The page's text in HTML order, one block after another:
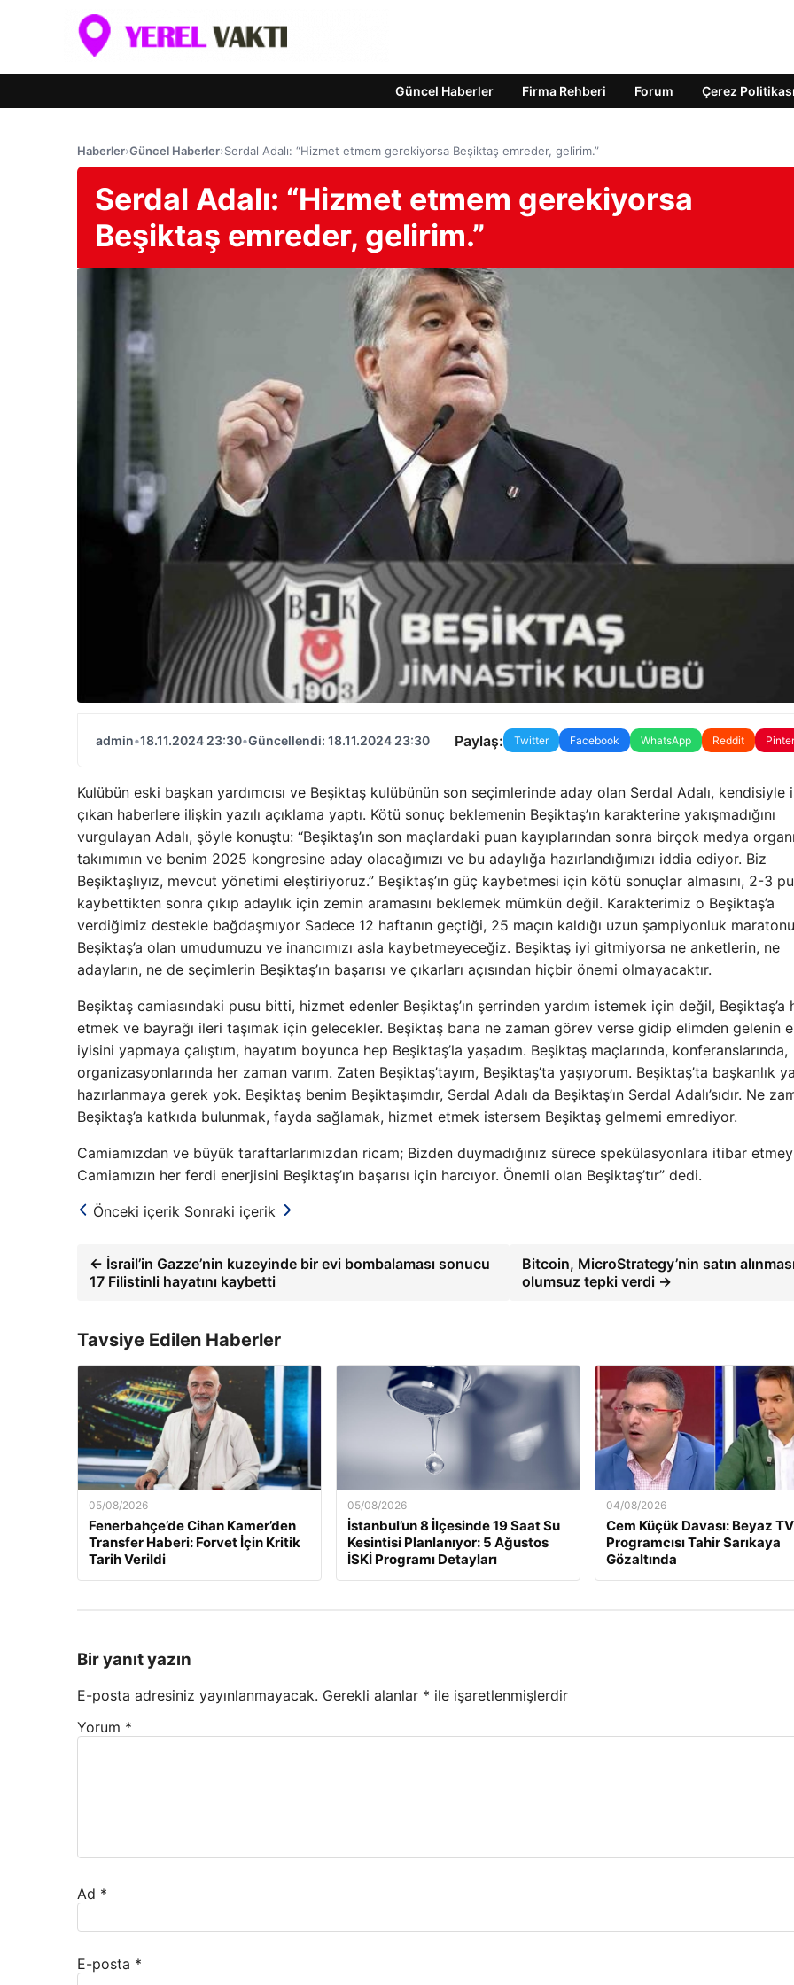
Güncel Haberler Firma Rehberi Forum Çerez Politikası
Haberler›Güncel Haberler›Serdal Adalı: “Hizmet etmem gerekiyorsa Beşiktaş emreder, gelirim.”
Serdal Adalı: “Hizmet etmem gerekiyorsa
Beşiktaş emreder, gelirim.”
admin•18.11.2024 23:30•Güncellendi: 18.11.2024 23:30 Paylaş: Twitter Facebook WhatsApp Reddit
Kulübün eski başkan yardımcısı ve Beşiktaş kulübünün son seçimlerinde aday olan Serdal Adalı, kendisiyle
çıkan haberlere ilişkin yazılı açıklama yaptı. Kötü sonuç beklemenin Beşiktaş’ın karakterine yakışmadığını
vurgulayan Adalı, şöyle konuştu: “Beşiktaş’ın son maçlardaki puan kayıplarından sonra birçok medya
takımımın ve benim 2025 kongresine aday olacağımızı ve bu adaylığa hazırlandığımızı iddia ediyor. Biz
Beşiktaşlıyız, mevcut yönetimi eleştiriyoruz.” Beşiktaş’ın güç kaybetmesi için kötü sonuçlar almasını, 2-3
kaybettikten sonra çıkıp adaylık için zemin aramasını beklemek mümkün değil. Karakterimiz o Beşiktaş’a
verdiğimiz destekle bağdaşmıyor Sadece 12 haftanın geçtiği, 25 maçın kaldığı uzun şampiyonluk
Beşiktaş’a olan umudumuzu ve inancımızı asla kaybetmeyeceğiz. Beşiktaş iyi gitmiyorsa ne anketlerin, ne
adayların, ne de seçimlerin Beşiktaş’ın başarısı ve çıkarları açısından hiçbir önemi olmayacaktır.
Beşiktaş camiasındaki pusu bitti, hizmet edenler Beşiktaş’ın şerrinden yardım istemek için değil, Beşiktaş’a
etmek ve bayrağı ileri taşımak için gelecekler. Beşiktaş bana ne zaman görev verse gidip elimden gelenin
iyisini yapmaya çalıştım, hayatım boyunca hep Beşiktaş’la yaşadım. Beşiktaş maçlarında, konferanslarında,
organizasyonlarında her zaman varım. Zaten Beşiktaş’tayım, Beşiktaş’ta yaşıyorum. Beşiktaş’ta başkanlık
hazırlanmaya gerek yok. Beşiktaş benim Beşiktaşımdır, Serdal Adalı da Beşiktaş’ın Serdal Adalı’sıdır. Ne
Beşiktaş’a katkıda bulunmak, fayda sağlamak, hizmet etmek istersem Beşiktaş gelmemi emrediyor.
Camiamızdan ve büyük taraftarlarımızdan ricam; Bizden duymadığınız sürece spekülasyonlara itibar
Camiamızın her ferdi enerjisini Beşiktaş’ın başarısı için harcıyor. Önemli olan Beşiktaş’tır” dedi.
Önceki içerik Sonraki içerik
← İsrail’in Gazze’nin kuzeyinde bir evi bombalaması sonucu
17 Filistinli hayatını kaybetti
Bitcoin, MicroStrategy’nin satın
olumsuz tepki verdi →
Tavsiye Edilen Haberler
05/08/2026
Fenerbahçe’de Cihan Kamer’den
Transfer Haberi: Forvet İçin Kritik
Tarih Verildi
05/08/2026
İstanbul’un 8 İlçesinde 19 Saat Su
Kesintisi Planlanıyor: 5 Ağustos
İSKİ Programı Detayları
04/08/2026
Cem Küçük Davası: Beyaz TV
Programcısı Tahir Sarıkaya
Gözaltında
Bir yanıt yazın
E-posta adresiniz yayınlanmayacak. Gerekli alanlar * ile işaretlenmişlerdir
Yorum *
Ad *
E-posta *